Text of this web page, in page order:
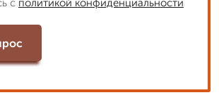
с политикой конфиденциальности